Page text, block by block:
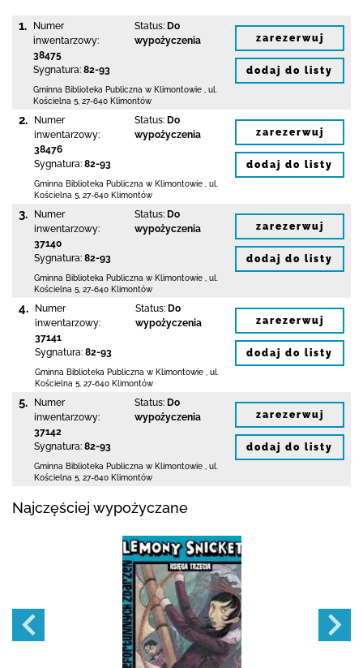
1.
Numer
inwentarzowy:
38475
Sygnatura: 82-93
Status: Do
wypożyczenia
Gminna Biblioteka Publiczna w Klimontowie
ul.
Kościelna 5 27-640 Klimontów
zarezerwuj
dodaj do listy
2.
Numer
inwentarzowy:
38476
Sygnatura: 82-93
Status: Do
wypożyczenia
Gminna Biblioteka Publiczna w Klimontowie
ul.
Kościelna 5 27-640 Klimontów
zarezerwuj
dodaj do listy
3.
Numer
inwentarzowy:
37140
Sygnatura: 82-93
Status: Do
wypożyczenia
Gminna Biblioteka Publiczna w Klimontowie
ul.
Kościelna 5 27-640 Klimontów
zarezerwuj
dodaj do listy
4.
Numer
inwentarzowy:
37141
Sygnatura: 82-93
Status: Do
wypożyczenia
Gminna Biblioteka Publiczna w Klimontowie
ul.
Kościelna 5 27-640 Klimontów
zarezerwuj
dodaj do listy
5.
Numer
inwentarzowy:
37142
Sygnatura: 82-93
Status: Do
wypożyczenia
Gminna Biblioteka Publiczna w Klimontowie
ul.
Kościelna 5 27-640 Klimontów
zarezerwuj
dodaj do listy
Najczęściej wypożyczane